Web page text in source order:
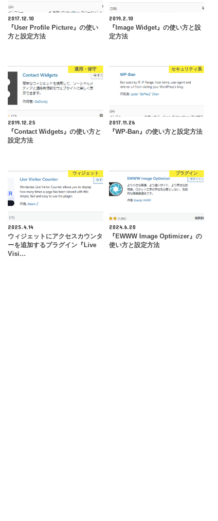
2017.12.10
『User Profile Picture』の使い
方と設定方法
2019.2.10
『Image Widget』の使い方と設
定方法
運用・保守
2019.12.25
『Contact Widgets』の使い方と
設定方法
セキュリティ系
2017.11.26
『WP-Ban』の使い方と設定方法
ウィジェット
2025.4.14
ウィジェットにアクセスカウンタ
ーを追加するプラグイン『Live
Visi…
プラグイン
2024.6.20
『EWWW Image Optimizer』の
使い方と設定方法